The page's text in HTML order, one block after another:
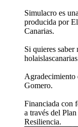
Simulacro es
producida por
Canarias.
Si quieres
Agradecimiento
Gomero.
Financiada con
a través del
Resiliencia.